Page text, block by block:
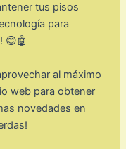
tus pisos
para
😊🤖
al máximo
web para obtener
novedades en